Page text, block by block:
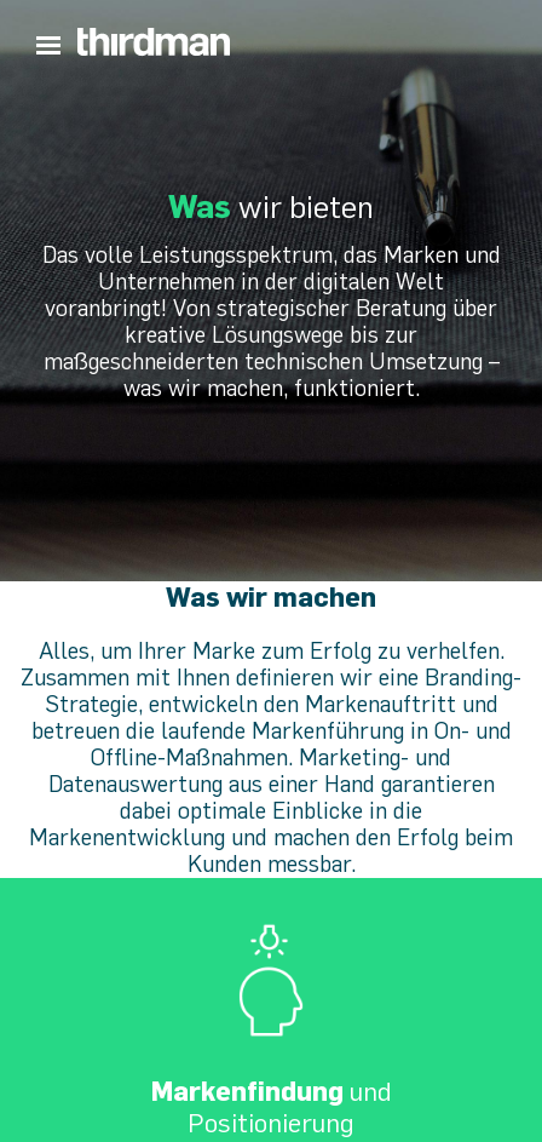
Hauptmenü öffnen
Waswir bieten
Das volle Leistungsspektrum, das Marken und
Unternehmen in der digitalen Welt
voranbringt! Von strategischer Beratung über
kreative Lösungswege bis zur
maßgeschneiderten technischen Umsetzung –
was wir machen, funktioniert.
Was wir machen
Alles, um Ihrer Marke zum Erfolg zu verhelfen.
Zusammen mit Ihnen definieren wir eine Branding-
Strategie, entwickeln den Markenauftritt und
betreuen die laufende Markenführung in On- und
Offline-Maßnahmen. Marketing- und
Datenauswertung aus einer Hand garantieren
dabei optimale Einblicke in die
Markenentwicklung und machen den Erfolg beim
Kunden messbar.
Markenfindung und
Positionierung